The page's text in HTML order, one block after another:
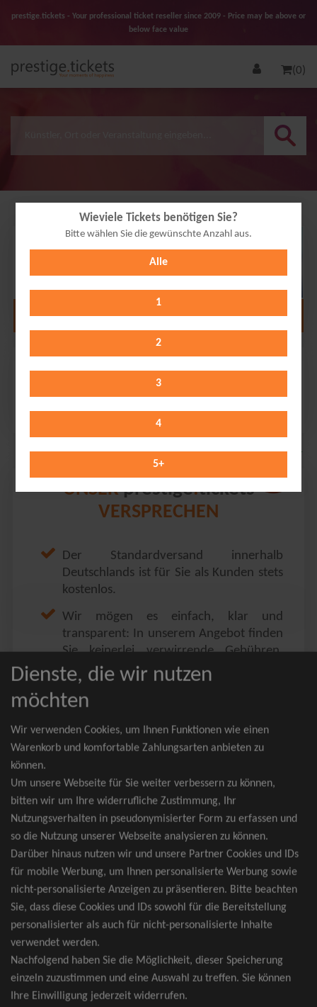
prestige.tickets - Your professional ticket reseller since 2009 - Price may be above or
below face value
(0)
Wieviele Tickets benötigen Sie?
Bitte wählen Sie die gewünschte Anzahl aus.
Alle
1
2
3
4
5+
03
Alle Termine anzeigen
Festhalle Frankfurt // Frankfurt
Thursday 03.12.2026
UNSERprestige.tickets
VERSPRECHEN
Der Standardversand innerhalb
Deutschlands ist für Sie als Kunden stets
kostenlos.
Wir mögen es einfach, klar und
transparent: In unserem Angebot finden
Sie keinerlei verwirrende Gebühren,
Zusatzangebote oder ähnliches.
Sie erhalten ausschließlich
zusammenhängende Sitzplätze, welche
nach der Bestplatzbuchung vergeben
werden.
wider Erwarten doch nicht verfügbar
sein, erhalten Sie von uns Tickets für die
nächst bessere Kategorie. Und das
kostenfrei und völlig automatisch.
TOP-Events
André Rieu Tickets
David Garrett Tickets
Andrea Berg Tickets
Backstreet Boys Tickets
Dienste, die wir nutzen
möchten
Wir verwenden Cookies, um Ihnen Funktionen wie einen
Warenkorb und komfortable Zahlungsarten anbieten zu
können.
Um unsere Webseite für Sie weiter verbessern zu können,
bitten wir um Ihre widerrufliche Zustimmung, Ihr
Nutzungsverhalten in pseudonymisierter Form zu erfassen und
so die Nutzung unserer Webseite analysieren zu können.
Darüber hinaus nutzen wir und unsere Partner Cookies und IDs
für mobile Werbung, um Ihnen personalisierte Werbung sowie
nicht-personalisierte Anzeigen zu präsentieren. Bitte beachten
Sie, dass diese Cookies und IDs sowohl für die Bereitstellung
personalisierter als auch für nicht-personalisierte Inhalte
verwendet werden.
Nachfolgend haben Sie die Möglichkeit, dieser Speicherung
einzeln zuzustimmen und eine Auswahl zu treffen. Sie können
Ihre Einwilligung jederzeit widerrufen.